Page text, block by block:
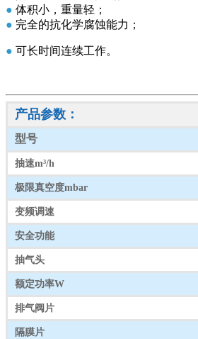
● 体积小，重量轻；
● 完全的抗化学腐蚀能力；
● 可长时间连续工作。
产品参数：
型号
抽速m³/h
极限真空度mbar
变频调速
安全功能
抽⽓头
额定功率W
排⽓阀⽚
隔膜⽚